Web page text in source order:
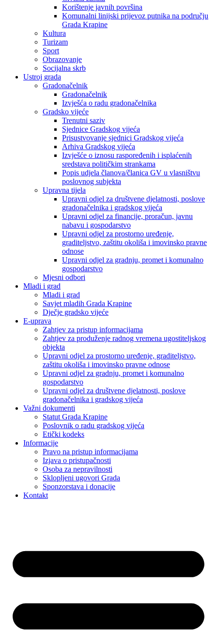
Korištenje javnih površina
Komunalni linijski prijevoz putnika na području
Grada Krapine
Kultura
Turizam
Sport
Obrazovanje
Socijalna skrb
Ustroj grada
Gradonačelnik
Gradonačelnik
Izvješća o radu gradonačelnika
Gradsko vijeće
Trenutni saziv
Sjednice Gradskog vijeća
Prisustvovanje sjednici Gradskog vijeća
Arhiva Gradskog vijeća
Izvješće o iznosu raspoređenih i isplaćenih
sredstava političkim strankama
Popis udjela članova/članica GV u vlasništvu
poslovnog subjekta
Upravna tijela
Upravni odjel za društvene djelatnosti, poslove
gradonačelnika i gradskog vijeća
Upravni odjel za financije, proračun, javnu
nabavu i gospodarstvo
Upravni odjel za prostorno uređenje,
graditeljstvo, zaštitu okoliša i imovinsko pravne
odnose
Upravni odjel za gradnju, promet i komunalno
gospodarstvo
Mjesni odbori
Mladi i grad
Mladi i grad
Savjet mladih Grada Krapine
Dječje gradsko vijeće
E-uprava
Zahtjev za pristup informacijama
Zahtjev za produženje radnog vremena ugostiteljskog
objekta
Upravni odjel za prostorno uređenje, graditeljstvo,
zaštitu okoliša i imovinsko pravne odnose
Upravni odjel za gradnju, promet i komunalno
gospodarstvo
Upravni odjel za društvene djelatnosti, poslove
gradonačelnika i gradskog vijeća
Važni dokumenti
Statut Grada Krapine
Poslovnik o radu gradskog vijeća
Etički kodeks
Informacije
Pravo na pristup informacijama
Izjava o pristupačnosti
Osoba za nepravilnosti
Sklopljeni ugovori Grada
Sponzorstava i donacije
Kontakt